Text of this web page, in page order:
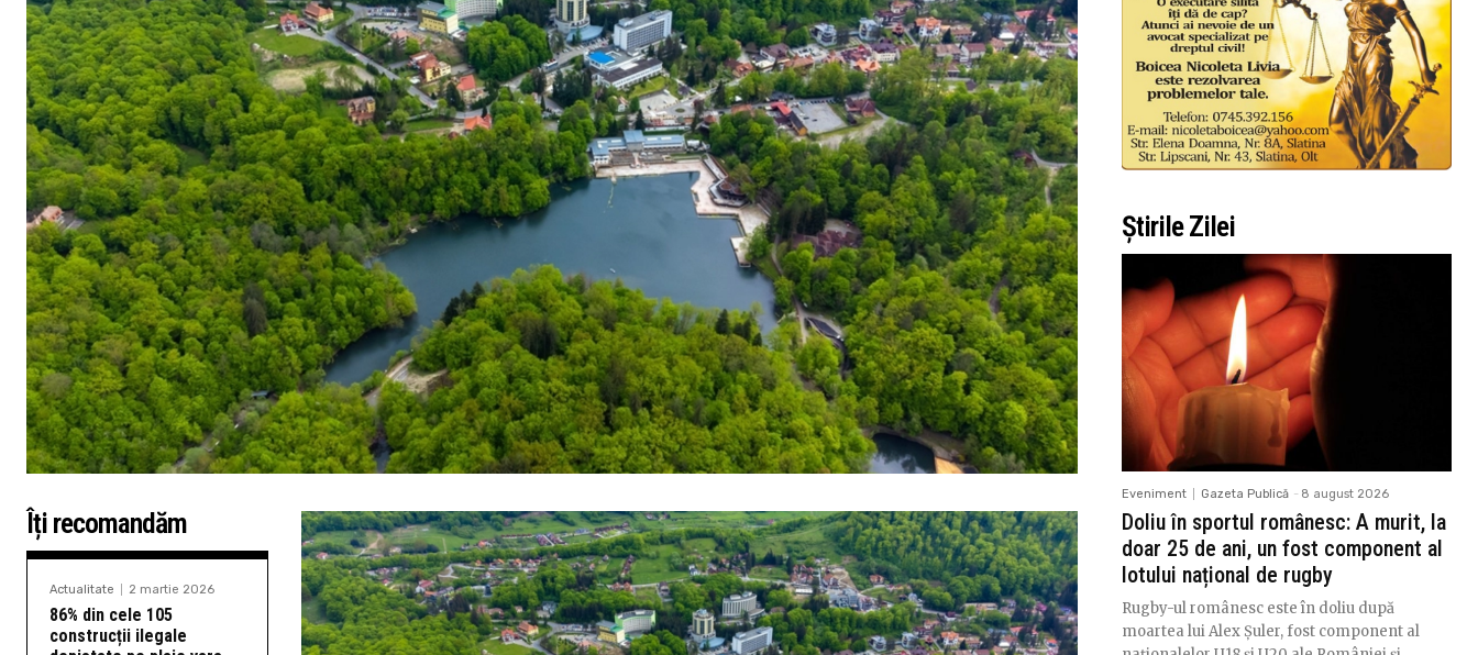
Îți recomandăm
Actualitate 2 martie 2026
86% din cele 105
construcții ilegale
Știrile Zilei
Eveniment Gazeta Publică - 8 august 2026
Doliu în sportul românesc: A murit, la
doar 25 de ani, un fost component al
lotului național de rugby
Rugby-ul românesc este în doliu după
moartea lui Alex Șuler, fost component al